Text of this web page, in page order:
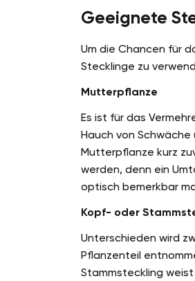
Geeignete
Um die Chancen für
Stecklinge zu
Mutterpflanze
Es ist für das
Hauch von
Mutterpflanze kurz
werden, denn ein
optisch bemerkbar
Kopf- oder
Unterschieden wird
Pflanzenteil
Stammsteckling